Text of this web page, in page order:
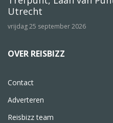
Utrecht
vrijdag 25 september 2026
OVER REISBIZZ
Contact
Adverteren
Reisbizz team